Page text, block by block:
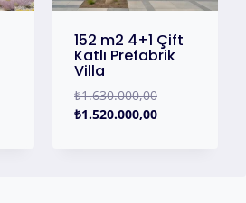
152 m2 4+1 Çift
Katlı Prefabrik
Villa
₺1.630.000,00
₺1.520.000,00